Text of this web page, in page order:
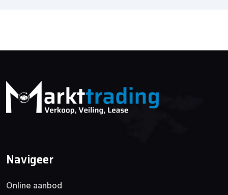
Navigeer
Online aanbod